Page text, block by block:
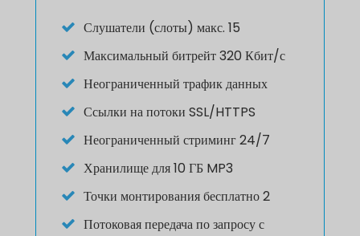
Слушатели (слоты) макс. 15
Максимальный битрейт 320 Кбит/с
Неограниченный трафик данных
Ссылки на потоки SSL/HTTPS
Неограниченный стриминг 24/7
Хранилище для 10 ГБ MP3
Точки монтирования бесплатно 2
Потоковая передача по запросу с